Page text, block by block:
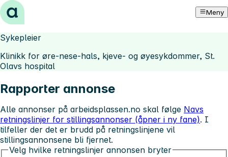
Hopp til innhold Meny
Sykepleier
Klinikk for øre-nese-hals, kjeve- og øyesykdommer, St.
Olavs hospital
Rapporter annonse
Alle annonser på arbeidsplassen.no skal følge Navs
retningslinjer for stillingsannonser (åpner i ny fane). I
tilfeller der det er brudd på retningslinjene vil
stillingsannonsene bli fjernet.
Velg hvilke retningslinjer annonsen bryter